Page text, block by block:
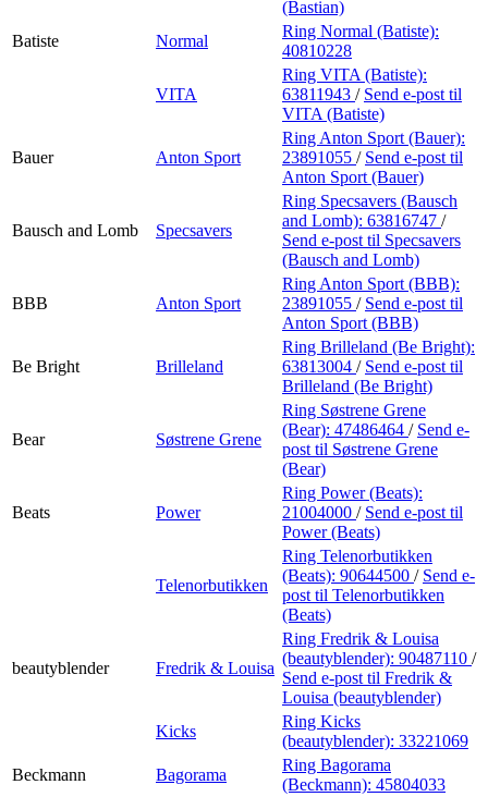
(Bastian)
Batiste
Normal
Ring Normal (Batiste):
40810228
VITA
Ring VITA (Batiste):
63811943 / Send e-post til
VITA (Batiste)
Bauer Anton Sport
Ring Anton Sport (Bauer):
23891055 / Send e-post til
Anton Sport (Bauer)
Bausch and Lomb Specsavers
Ring Specsavers (Bausch
and Lomb): 63816747 /
Send e-post til Specsavers
(Bausch and Lomb)
BBB Anton Sport
Ring Anton Sport (BBB):
23891055 / Send e-post til
Anton Sport (BBB)
Be Bright Brilleland
Ring Brilleland (Be Bright):
63813004 / Send e-post til
Brilleland (Be Bright)
Bear Søstrene Grene
Ring Søstrene Grene
(Bear): 47486464 / Send e-
post til Søstrene Grene
(Bear)
Beats Power
Ring Power (Beats):
21004000 / Send e-post til
Power (Beats)
Telenorbutikken
Ring Telenorbutikken
(Beats): 90644500 / Send e-
post til Telenorbutikken
(Beats)
beautyblender Fredrik & Louisa
Ring Fredrik & Louisa
(beautyblender): 90487110 /
Send e-post til Fredrik &
Louisa (beautyblender)
Kicks
Ring Kicks
(beautyblender): 33221069
Beckmann
Bagorama
Ring Bagorama
(Beckmann): 45804033